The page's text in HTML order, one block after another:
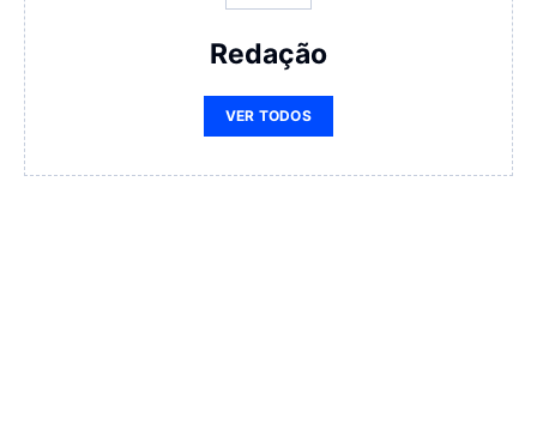
Redação
VER TODOS